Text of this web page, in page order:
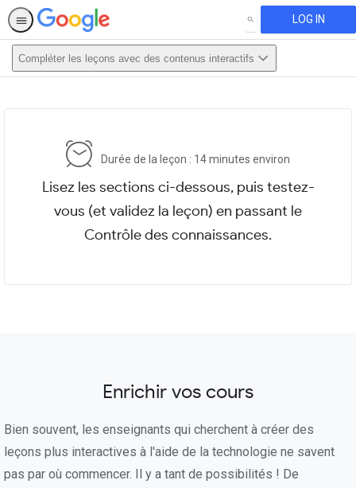
SEARCH LOG IN
Compléter les leçons avec des contenus interactifs
Durée de la leçon : 14 minutes environ
Lisez les sections ci-dessous, puis testez-
vous (et validez la leçon) en passant le
Contrôle des connaissances.
Enrichir vos cours
Bien souvent, les enseignants qui cherchent à créer des
leçons plus interactives à l'aide de la technologie ne savent
pas par où commencer. Il y a tant de possibilités ! De